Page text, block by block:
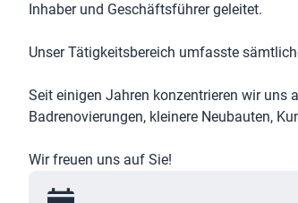
Inhaber und Geschäftsführer geleitet.
Unser Tätigkeitsbereich umfasste
Seit einigen Jahren konzentrieren wir uns
Badrenovierungen, kleinere Neubauten,
Wir freuen uns auf Sie!